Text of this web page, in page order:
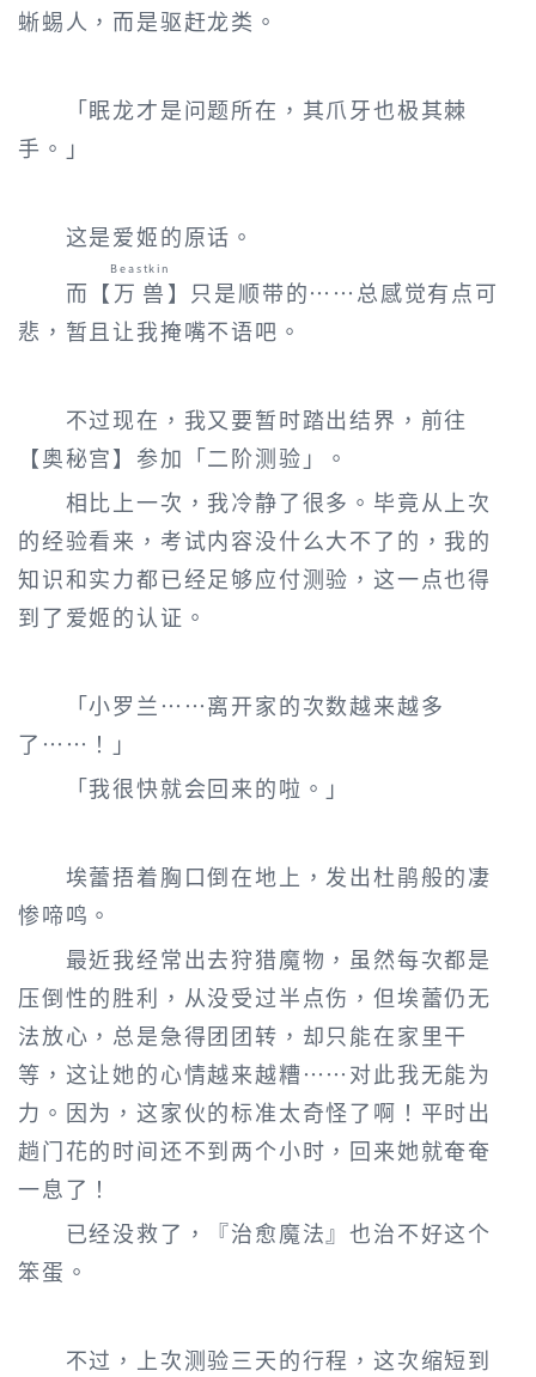
蜥蜴人，而是驱赶龙类。
「眠龙才是问题所在，其爪牙也极其棘
手。」
这是爱姬的原话。
而【万兽
Beastkin
】只是顺带的……总感觉有点可
悲，暂且让我掩嘴不语吧。
不过现在，我又要暂时踏出结界，前往
【奥秘宫】参加「二阶测验」。
相比上一次，我冷静了很多。毕竟从上次
的经验看来，考试内容没什么大不了的，我的
知识和实力都已经足够应付测验，这一点也得
到了爱姬的认证。
「小罗兰……离开家的次数越来越多
了……！」
「我很快就会回来的啦。」
埃蕾捂着胸口倒在地上，发出杜鹃般的凄
惨啼鸣。
最近我经常出去狩猎魔物，虽然每次都是
压倒性的胜利，从没受过半点伤，但埃蕾仍无
法放心，总是急得团团转，却只能在家里干
等，这让她的心情越来越糟……对此我无能为
力。因为，这家伙的标准太奇怪了啊！平时出
趟门花的时间还不到两个小时，回来她就奄奄
一息了！
已经没救了，『治愈魔法』也治不好这个
笨蛋。
不过，上次测验三天的行程，这次缩短到